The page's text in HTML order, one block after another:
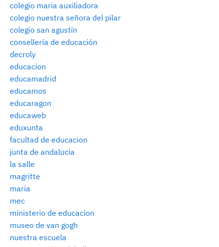
colegio maria auxiliadora
colegio nuestra señora del pilar
colegio san agustín
consellería de educación
decroly
educacion
educamadrid
educamos
educaragon
educaweb
eduxunta
facultad de educacion
junta de andalucia
la salle
magritte
maria
mec
ministerio de educacion
museo de van gogh
nuestra escuela